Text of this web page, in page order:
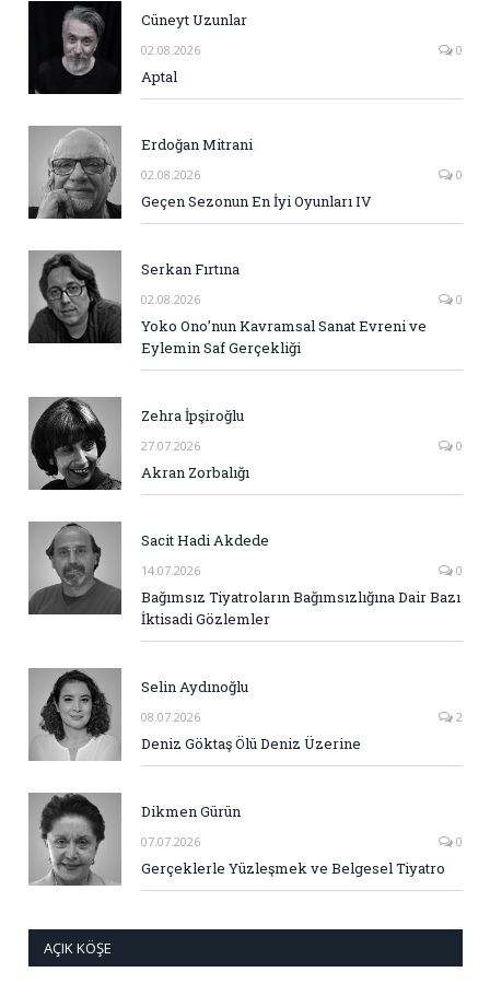
Cüneyt Uzunlar
02.08.2026 0
Aptal
Erdoğan Mitrani
02.08.2026 0
Geçen Sezonun En İyi Oyunları IV
Serkan Fırtına
02.08.2026 0
Yoko Ono’nun Kavramsal Sanat Evreni ve
Eylemin Saf Gerçekliği
Zehra İpşiroğlu
27.07.2026 0
Akran Zorbalığı
Sacit Hadi Akdede
14.07.2026 0
Bağımsız Tiyatroların Bağımsızlığına Dair Bazı
İktisadi Gözlemler
Selin Aydınoğlu
08.07.2026 2
Deniz Göktaş Ölü Deniz Üzerine
Dikmen Gürün
07.07.2026 0
Gerçeklerle Yüzleşmek ve Belgesel Tiyatro
AÇIK KÖŞE